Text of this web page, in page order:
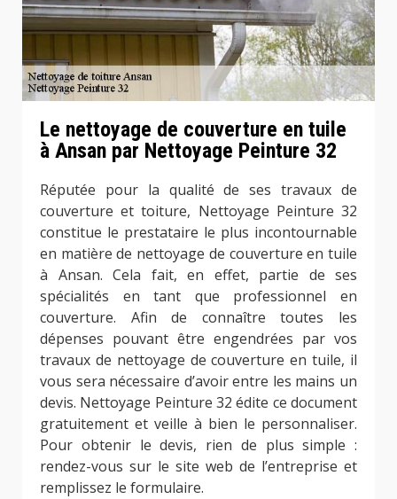
Le nettoyage de couverture en tuile
à Ansan par Nettoyage Peinture 32
Réputée pour la qualité de ses travaux de
couverture et toiture, Nettoyage Peinture 32
constitue le prestataire le plus incontournable
en matière de nettoyage de couverture en tuile
à Ansan. Cela fait, en effet, partie de ses
spécialités en tant que professionnel en
couverture. Afin de connaître toutes les
dépenses pouvant être engendrées par vos
travaux de nettoyage de couverture en tuile, il
vous sera nécessaire d’avoir entre les mains un
devis. Nettoyage Peinture 32 édite ce document
gratuitement et veille à bien le personnaliser.
Pour obtenir le devis, rien de plus simple :
rendez-vous sur le site web de l’entreprise et
remplissez le formulaire.